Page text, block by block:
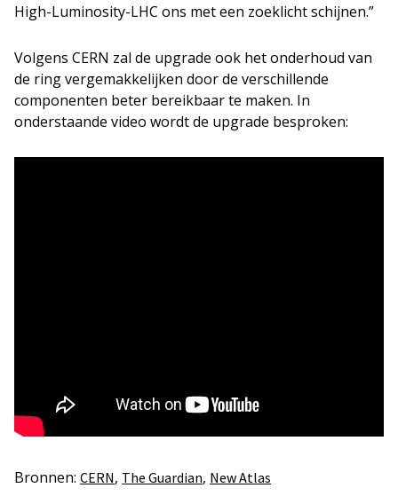
High-Luminosity-LHC ons met een zoeklicht schijnen.”
Volgens CERN zal de upgrade ook het onderhoud van
de ring vergemakkelijken door de verschillende
componenten beter bereikbaar te maken. In
onderstaande video wordt de upgrade besproken:
Bronnen: CERN, The Guardian, New Atlas